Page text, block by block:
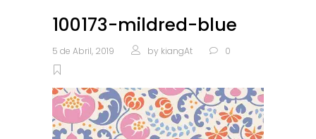
100173-mildred-blue
5 de Abril, 2019 by kiangAt 0